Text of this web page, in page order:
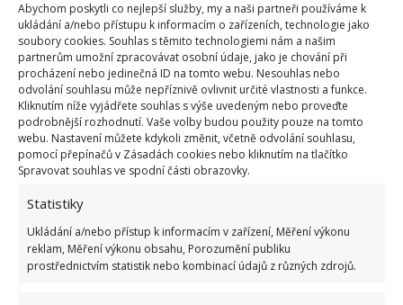
Abychom poskytli co nejlepší služby, my a naši partneři používáme k
ukládání a/nebo přístupu k informacím o zařízeních, technologie jako
soubory cookies. Souhlas s těmito technologiemi nám a našim
partnerům umožní zpracovávat osobní údaje, jako je chování při
procházení nebo jedinečná ID na tomto webu. Nesouhlas nebo
odvolání souhlasu může nepříznivě ovlivnit určité vlastnosti a funkce.
Kliknutím níže vyjádřete souhlas s výše uvedeným nebo proveďte
podrobnější rozhodnutí. Vaše volby budou použity pouze na tomto
webu. Nastavení můžete kdykoli změnit, včetně odvolání souhlasu,
pomocí přepínačů v Zásadách cookies nebo kliknutím na tlačítko
Spravovat souhlas ve spodní části obrazovky.
Statistiky
Ukládání a/nebo přístup k informacím v zařízení, Měření výkonu
reklam, Měření výkonu obsahu, Porozumění publiku
prostřednictvím statistik nebo kombinací údajů z různých zdrojů.
Studenti si uživají bydlení na kolech. V příbytku
za 260 000 Kč najdou vše, co potřebují k životu
2.3.2026 Dům a stavba
1 2 … 21 »